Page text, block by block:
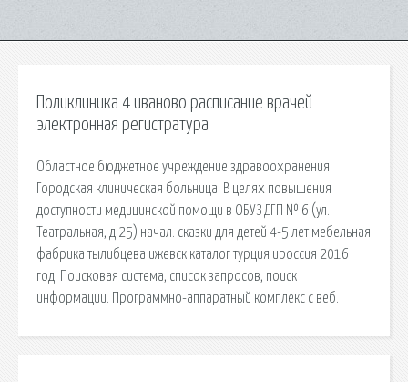
Поликлиника 4 иваново расписание врачей
электронная регистратура
Областное бюджетное учреждение здравоохранения
Городская клиническая больница. В целях повышения
доступности медицинской помощи в ОБУЗ ДГП № 6 (ул.
Театральная, д.25) начал. сказки для детей 4-5 лет мебельная
фабрика тылибцева ижевск каталог турция ироссия 2016
год. Поисковая сиcтема, список запросов, поиск
информации. Программно-аппаратный комплекс с веб.